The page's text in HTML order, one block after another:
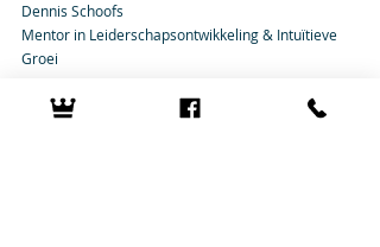
Dennis Schoofs
Mentor in Leiderschapsontwikkeling & Intuïtieve
Groei
Boek jouw introductiesessie